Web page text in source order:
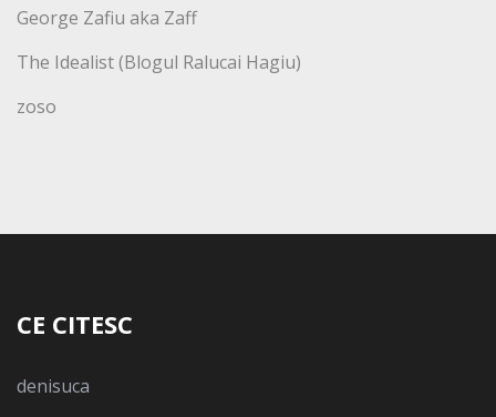
George Zafiu aka Zaff
The Idealist (Blogul Ralucai Hagiu)
zoso
CE CITESC
denisuca